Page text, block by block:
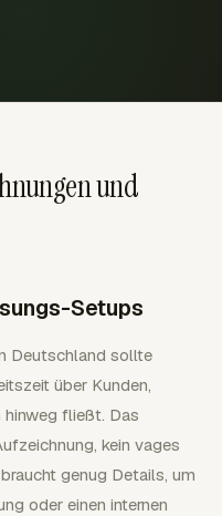
und
Setups
Deutschland sollte
über Kunden,
hinweg fließt. Das
kein vages
genug Details, um
oder einen internen